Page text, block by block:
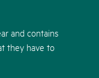
and contains
they have to